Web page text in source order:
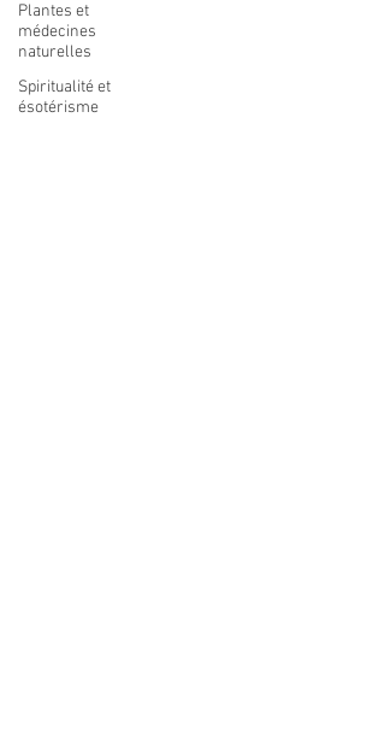
Plantes et
médecines
naturelles
Spiritualité et
ésotérisme